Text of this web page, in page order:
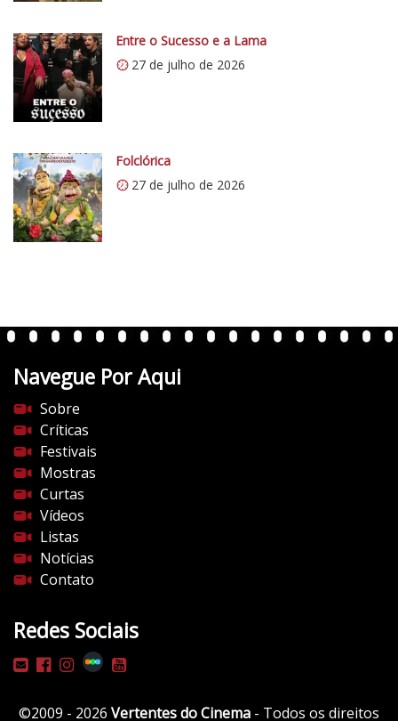
c
o
5
1
Entre o Sucesso e a Lama
27 de julho de 2026
Folclórica
27 de julho de 2026
Navegue Por Aqui
Sobre
Críticas
Festivais
Mostras
Curtas
Vídeos
Listas
Notícias
Contato
Redes Sociais
©2009 - 2026 Vertentes do Cinema - Todos os direitos